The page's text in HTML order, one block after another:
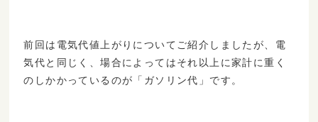
前回は電気代値上がりについてご紹介しましたが、電
気代と同じく、場合によってはそれ以上に家計に重く
のしかかっているのが「ガソリン代」です。